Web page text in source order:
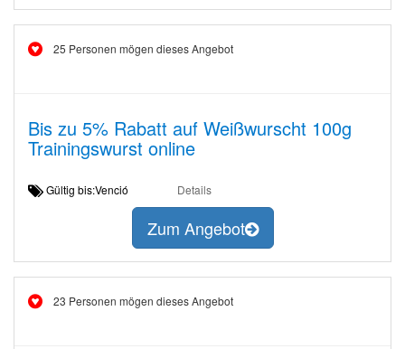
25 Personen mögen dieses Angebot
Bis zu 5% Rabatt auf Weißwurscht 100g
Trainingswurst online
Gültig bis:Venció Details
Zum Angebot
23 Personen mögen dieses Angebot